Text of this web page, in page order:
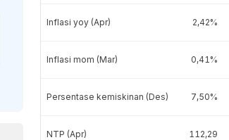
Inflasi yoy (Apr) 2,42%
Inflasi mom (Mar) 0,41%
Persentase kemiskinan (Des) 7,50%
NTP (Apr) 112,29